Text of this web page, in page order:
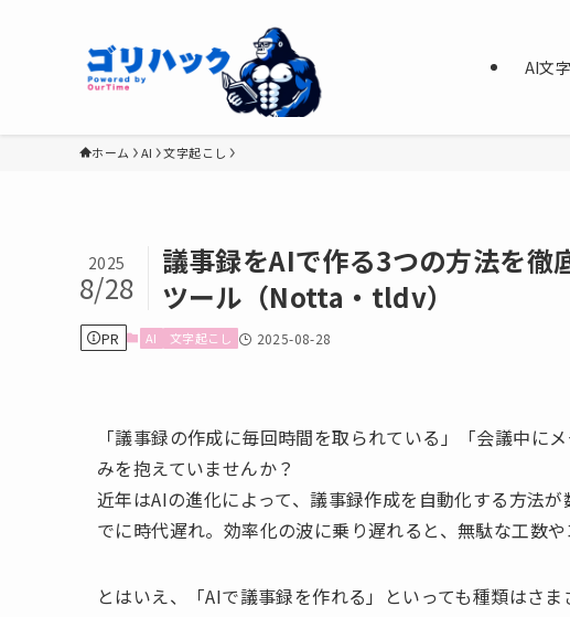
AI文
ホーム AI 文字起こし
議事録をAIで作る3つの方法を徹
ツール（Notta・tldv）
2025
8/28
PR AI 文字起こし 2025-08-28
「議事録の作成に毎回時間を取られている」「会議中
みを抱えていませんか？
近年はAIの進化によって、議事録作成を自動化する方法
でに時代遅れ。効率化の波に乗り遅れると、無駄な工数や
とはいえ、「AIで議事録を作れる」といっても種類はさま